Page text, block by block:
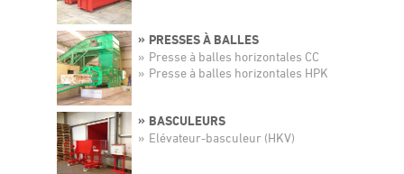
PRESSES À BALLES
Presse à balles horizontales CC
Presse à balles horizontales HPK
BASCULEURS
Elévateur-basculeur (HKV)